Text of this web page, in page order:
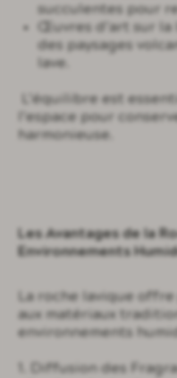
succulentes pour
Œuvres d’art sur
des paysages
lave.
L’équilibre est
l’espace pour
harmonieuse.
Les Avantages de la Roche Lavique dans les
Environnements
La roche lavique
aux matériaux
environnements
1. Diffusion des